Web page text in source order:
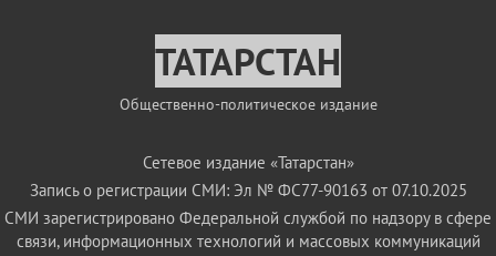
ТАТАРСТАН
Общественно-политическое издание
Сетевое издание «Татарстан»
Запись о регистрации СМИ: Эл № ФС77-90163 от 07.10.2025
СМИ зарегистрировано Федеральной службой по надзору в сфере
связи, информационных технологий и массовых коммуникаций